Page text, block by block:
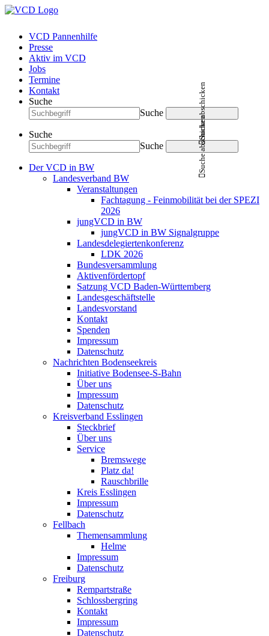
VCD Pannenhilfe
Presse
Aktiv im VCD
Jobs
Termine
Kontakt
Suche
Suche
Suche abschicken
Suche
Suche
Suche abschicken
Der VCD in BW
Landesverband BW
Veranstaltungen
Fachtagung - Feinmobilität bei der SPEZI
2026
jungVCD in BW
jungVCD in BW Signalgruppe
Landesdelegiertenkonferenz
LDK 2026
Bundesversammlung
Aktivenfördertopf
Satzung VCD Baden-Württemberg
Landesgeschäftstelle
Landesvorstand
Kontakt
Spenden
Impressum
Datenschutz
Nachrichten Bodenseekreis
Initiative Bodensee-S-Bahn
Über uns
Impressum
Datenschutz
Kreisverband Esslingen
Steckbrief
Über uns
Service
Bremswege
Platz da!
Rauschbrille
Kreis Esslingen
Impressum
Datenschutz
Fellbach
Themensammlung
Helme
Impressum
Datenschutz
Freiburg
Rempartstraße
Schlossbergring
Kontakt
Impressum
Datenschutz